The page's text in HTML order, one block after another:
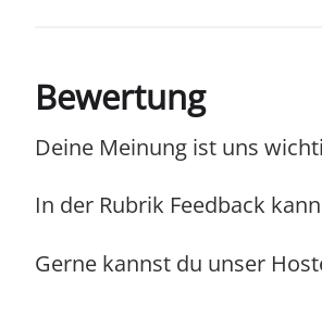
Bewertung
Deine Meinung ist uns
In der Rubrik Feedback
Gerne kannst du unser